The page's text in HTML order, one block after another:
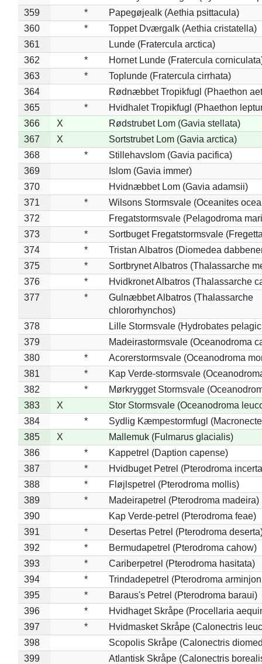
359
*
Papegøjealk (Aethia psittacula)
360
*
Toppet Dværgalk (Aethia cristatella)
361
Lunde (Fratercula arctica)
362
*
Hornet Lunde (Fratercula
363
*
Toplunde (Fratercula cirrhata)
364
Rødnæbbet Tropikfugl (Phaethon
365
*
Hvidhalet Tropikfugl (Phaethon
366
X
Rødstrubet Lom (Gavia stellata)
367
X
Sortstrubet Lom (Gavia arctica)
368
*
Stillehavslom (Gavia pacifica)
369
Islom (Gavia immer)
370
Hvidnæbbet Lom (Gavia adamsii)
371
*
Wilsons Stormsvale (Oceanites
372
Fregatstormsvale (Pelagodroma
373
*
Sortbuget Fregatstormsvale
374
*
Tristan Albatros (Diomedea
375
*
Sortbrynet Albatros (Thalassarche
376
*
Hvidkronet Albatros (Thalassarche
377
*
Gulnæbbet Albatros (Thalassarche
chlororhynchos)
378
Lille Stormsvale (Hydrobates
379
Madeirastormsvale (Oceanodroma
380
*
Acorerstormsvale (Oceanodroma
381
*
Kap Verde-stormsvale
382
*
Mørkrygget Stormsvale
383
X
Stor Stormsvale (Oceanodroma
384
*
Sydlig Kæmpestormfugl
385
X
Mallemuk (Fulmarus glacialis)
386
*
Kappetrel (Daption capense)
387
*
Hvidbuget Petrel (Pterodroma
388
*
Fløjlspetrel (Pterodroma mollis)
389
*
Madeirapetrel (Pterodroma madeira)
390
Kap Verde-petrel (Pterodroma feae)
391
*
Desertas Petrel (Pterodroma
392
*
Bermudapetrel (Pterodroma cahow)
393
*
Cariberpetrel (Pterodroma hasitata)
394
*
Trindadepetrel (Pterodroma
395
*
Baraus's Petrel (Pterodroma baraui)
396
*
Hvidhaget Skråpe (Procellaria
397
*
Hvidmasket Skråpe (Calonectris
398
Scopolis Skråpe (Calonectris
399
Atlantisk Skråpe (Calonectris